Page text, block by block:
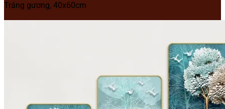
Tráng gương, 40x60cm